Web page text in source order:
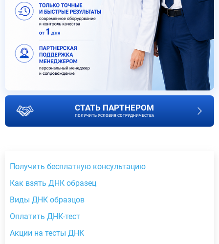
СТАТЬ ПАРТНЕРОМ
ПОЛУЧИТЬ УСЛОВИЯ СОТРУДНИЧЕСТВА
Получить бесплатную консультацию
Как взять ДНК образец
Виды ДНК образцов
Оплатить ДНК-тест
Акции на тесты ДНК